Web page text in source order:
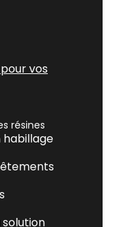
résines